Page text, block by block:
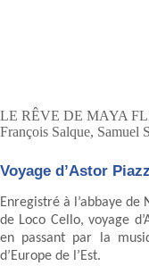
LE RÊVE DE MAYA
François Salque, Samuel
Voyage d’Astor
Enregistré à l’abbaye
de Loco Cello, voyage
en passant par la
d’Europe de l’Est.